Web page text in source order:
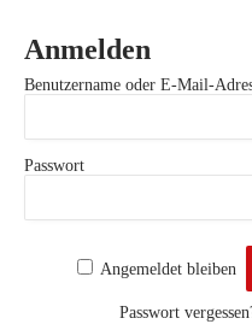
Anmelden
Benutzername oder E-Mail-
Passwort
Angemeldet bleiben
Passwort